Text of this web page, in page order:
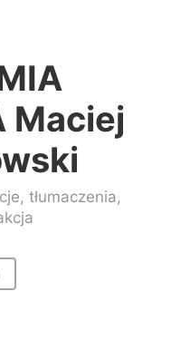
Maciej
tłumaczenia,